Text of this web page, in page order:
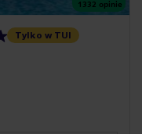
1332 opinie
Tylko w TUI